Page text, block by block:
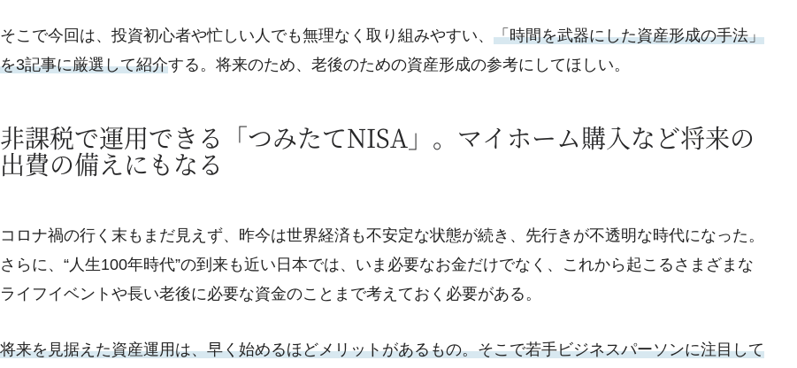
そこで今回は、投資初心者や忙しい人でも無理なく取り組みやすい、 「時間を武器にした資産形成の手法」
を3記事に厳選して紹介する。将来のため、老後のための資産形成の参考にしてほしい。
非課税で運用できる「つみたてNISA」。マイホーム購入など将来の
出費の備えにもなる
コロナ禍の行く末もまだ見えず、昨今は世界経済も不安定な状態が続き、先行きが不透明な時代になった。
さらに、“人生100年時代”の到来も近い日本では、いま必要なお金だけでなく、これから起こるさまざまな
ライフイベントや長い老後に必要な資金のことまで考えておく必要がある。
将来を見据えた資産運用は、早く始めるほどメリットがあるもの。そこで若手ビジネスパーソンに注目して